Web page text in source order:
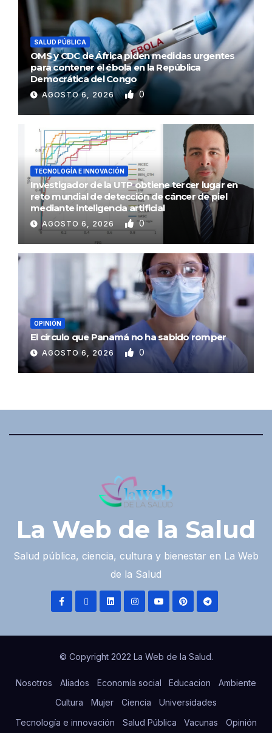
SALUD PÚBLICA
OMS y CDC de África piden medidas urgentes
para contener el ébola en la República
Democrática del Congo
AGOSTO 6, 2026 0
TECNOLOGÍA E INNOVACIÓN
Investigador de la UTP obtiene tercer lugar en
reto mundial de detección de cáncer de piel
mediante inteligencia artificial
AGOSTO 6, 2026 0
OPINIÓN
El círculo que Panamá no ha sabido romper
AGOSTO 6, 2026 0
La Web de la Salud
Salud pública, ciencia, cultura y bienestar en La Web
de la Salud
© Copyright 2022 La Web de la Salud.
Nosotros Aliados Economía social Educacion
Ambiente
Cultura
Mujer Ciencia
Universidades
Tecnología e innovación
Salud Pública Vacunas Opinión